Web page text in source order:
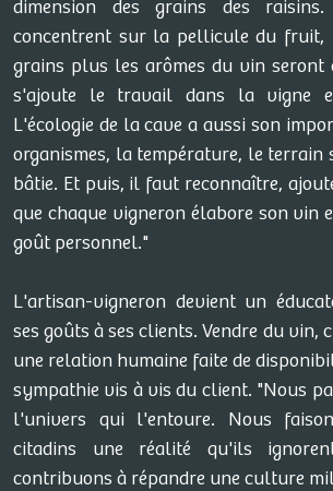
dimension des grains des
concentrent sur la pellicule du
grains plus les arômes du vin seront
s'ajoute le travail dans la vigne
L'écologie de la cave a aussi son
organismes, la température, le terrain
bâtie. Et puis, il faut reconnaître,
que chaque vigneron élabore son vin
goût personnel."
L'artisan-vigneron devient un
ses goûts à ses clients. Vendre du vin,
une relation humaine faite de
sympathie vis à vis du client. "Nous
l'univers qui l'entoure. Nous
citadins une réalité qu'ils
contribuons à répandre une culture